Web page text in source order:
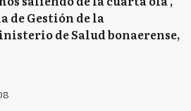
de Gestión de la
de Salud bonaerense,